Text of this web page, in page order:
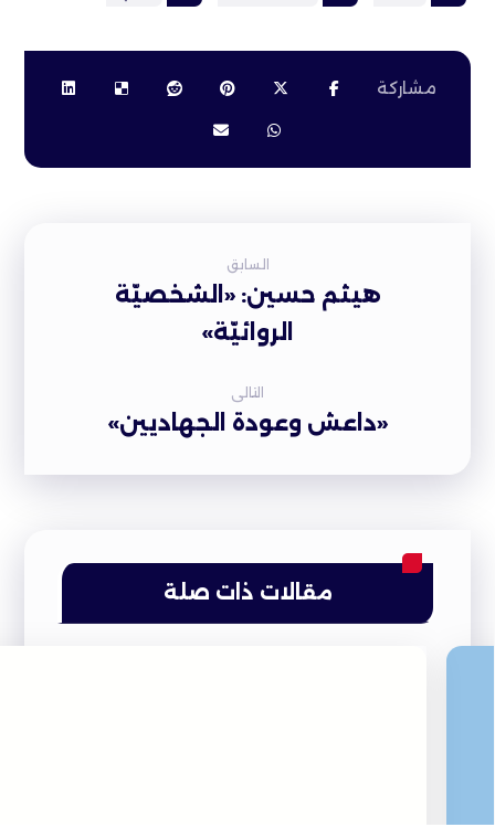
السابق
هيثم حسين: «الشخصيّة
الروائيّة»
التالى
«داعش وعودة الجهاديين»
مقالات ذات صلة